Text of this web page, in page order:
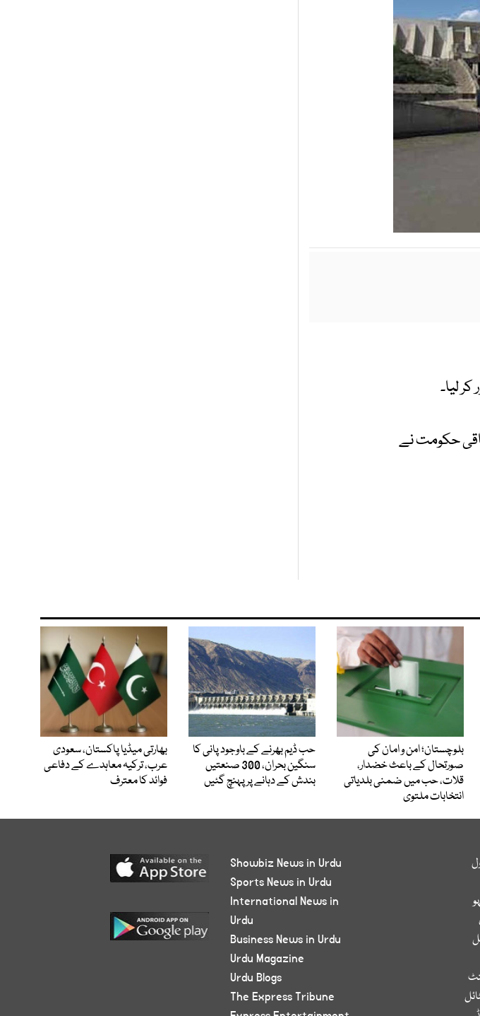
لیا۔
اطلاق 6 مئی 2026 سے ہوگا، وفاقی حکومت نے
بلوچستان؛ امن و امان کی
صورتحال کے باعث خضدار،
قلات، حب میں ضمنی بلدیاتی
انتخابات ملتوی
حب ڈیم بھرنے کے باوجود پانی کا
سنگین بحران، 300 صنعتیں
بندش کے دہانے پر پہنچ گئیں
بھارتی میڈیا پاکستان، سعودی
عرب، ترکیہ معاہدے کے دفاعی
فوائد کا معترف
Showbiz News in Urdu
Sports News in Urdu
International News in
Urdu
Business News in Urdu
Urdu Magazine
Urdu Blogs
The Express Tribune